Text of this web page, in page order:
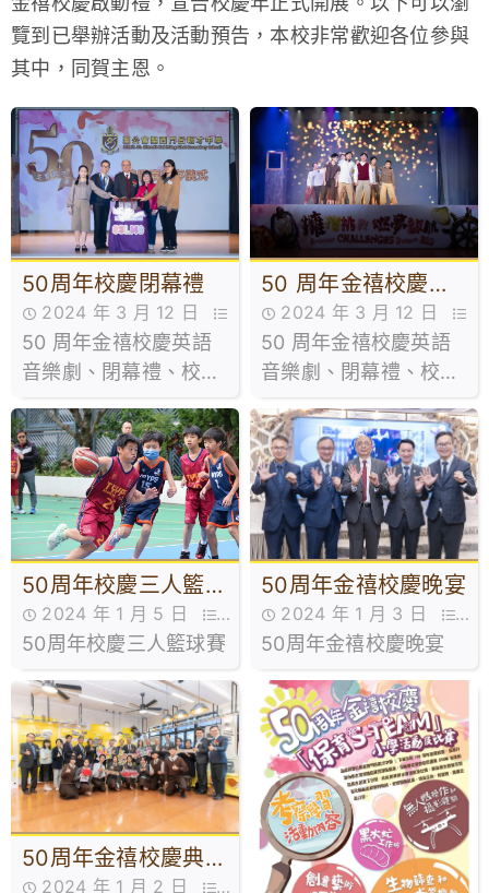
覽到已舉辦活動及活動預告，本校非常歡迎各位參與
其中，同賀主恩。
50周年校慶閉幕禮
2024 年 3 月 12 日
50周年金禧校慶,活動花絮
50 周年金禧校慶英語
音樂劇、閉幕禮、校園
50 周年金禧校慶英
語音樂劇、校園導賞
暨茶會-活動花絮
2024 年 3 月 12 日
50周年金禧校慶,活動花絮
50 周年金禧校慶英語
音樂劇、閉幕禮、校園
50周年校慶三人籃球
賽2024 年 1 月 5 日
50周年金禧校慶,活動花絮
50周年校慶三人籃球賽
50周年金禧校慶晚宴
2024 年 1 月 3 日
50周年金禧校慶,活動花絮
50周年金禧校慶晚宴
50周年金禧校慶典禮
2024 年 1 月 2 日